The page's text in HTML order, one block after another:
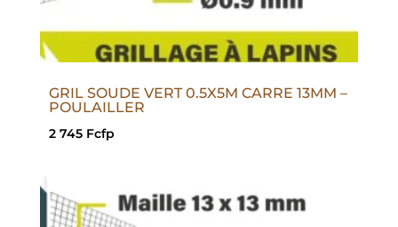
GRIL SOUDE VERT 0.5X5M CARRE 13MM –
POULAILLER
2 745 Fcfp